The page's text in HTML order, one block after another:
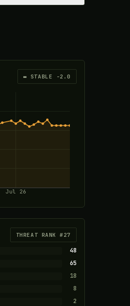
▬ STABLE -2.0
Jul 26
THREAT RANK #27
48
65
18
8
2